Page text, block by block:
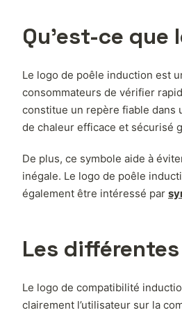
Qu’est-ce
Le logo de poêle induction est
consommateurs de vérifier
constitue un repère fiable dans
de chaleur efficace et sécurisé
De plus, ce symbole aide à
inégale. Le logo de poêle
également être intéressé par
Les
Le logo de compatibilité
clairement l’utilisateur sur la